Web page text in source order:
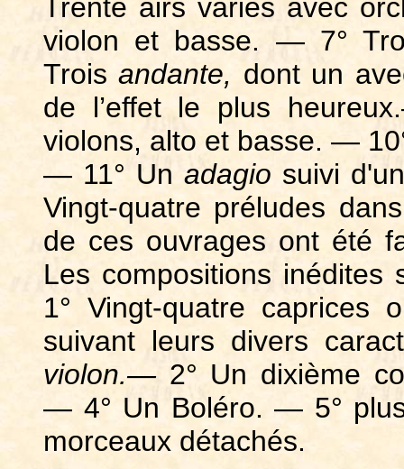
Trente airs variés avec
violon et basse. — 7°
Troisandante, dont un
de l’effet le plus
violons, alto et basse. —
— 11° Un adagio suivi
Vingt-quatre préludes
de ces ouvrages ont été
Les compositions
1° Vingt-quatre caprices
suivant leurs divers
violon.— 2° Un dixième
— 4° Un Boléro. — 5°
morceaux détachés.